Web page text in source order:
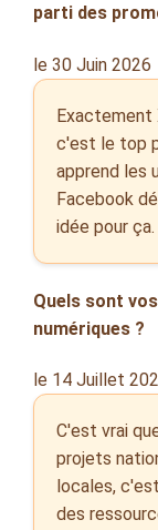
parti des
le 30 Juin 2026
Exactement
c'est le top
apprend les
Facebook
idée pour ça.
Quels sont
numériques ?
le 14 Juillet
C'est vrai
projets
locales,
des